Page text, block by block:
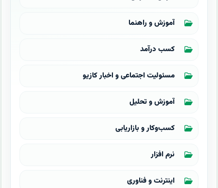
آموزش و راهنما
کسب درآمد
مسئولیت اجتماعی و اخبار کازیو
آموزش و تحلیل
کسب‌وکار و بازاریابی
نرم افزار
اینترنت و فناوری